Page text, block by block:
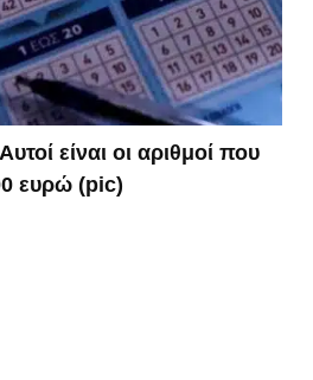
είναι οι αριθμοί που
ευρώ (pic)